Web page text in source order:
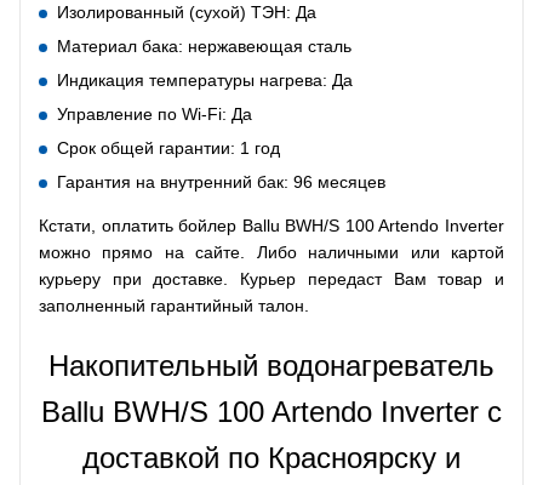
Изолированный (сухой) ТЭН: Да
Материал бака: нержавеющая сталь
Индикация температуры нагрева: Да
Управление по Wi-Fi: Да
Срок общей гарантии: 1 год
Гарантия на внутренний бак: 96 месяцев
Кстати, оплатить бойлер Ballu BWH/S 100 Artendo Inverter
можно прямо на сайте. Либо наличными или картой
курьеру при доставке. Курьер передаст Вам товар и
заполненный гарантийный талон.
Накопительный водонагреватель
Ballu BWH/S 100 Artendo Inverter с
доставкой по Красноярску и